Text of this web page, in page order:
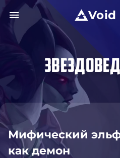
Void
Мифический
как демон